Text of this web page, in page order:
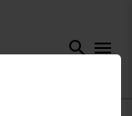
search menu